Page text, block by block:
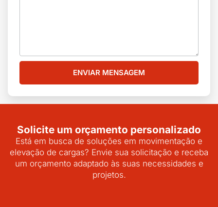
ENVIAR MENSAGEM
Solicite um orçamento personalizado
Está em busca de soluções em movimentação e
elevação de cargas? Envie sua solicitação e receba
um orçamento adaptado às suas necessidades e
projetos.